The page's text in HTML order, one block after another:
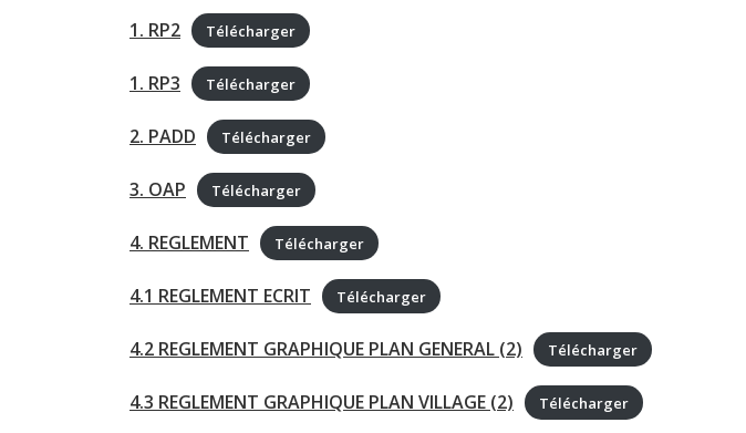
1. RP2 Télécharger
1. RP3 Télécharger
2. PADD Télécharger
3. OAP Télécharger
4. REGLEMENT Télécharger
4.1 REGLEMENT ECRIT Télécharger
4.2 REGLEMENT GRAPHIQUE PLAN GENERAL (2) Télécharger
4.3 REGLEMENT GRAPHIQUE PLAN VILLAGE (2) Télécharger